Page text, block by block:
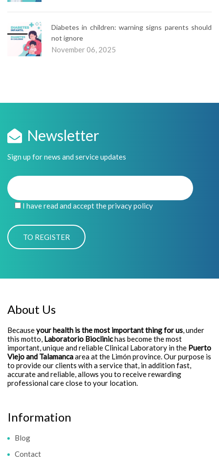
Diabetes in children: warning signs parents should
not ignore
November 06, 2025
Newsletter
Sign up for news and service updates
I have read and accept the privacy policy
About Us
Becauseyour health is the most important thing for us, under
this motto, Laboratorio Bioclinichas become the most
important, unique and reliable Clinical Laboratory in the Puerto
Viejo and Talamancaarea at the Limón province. Our purpose is
to provide our clients with a service that, in addition fast,
accurate and reliable, allows you to receive rewarding
professional care close to your location.
Information
Blog
Contact